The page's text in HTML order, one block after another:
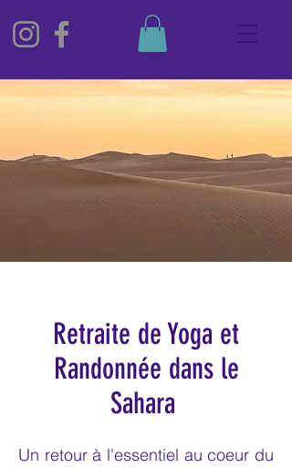
Retraite de Yoga et
Randonnée dans le
Sahara
Un retour à l'essentiel au coeur du